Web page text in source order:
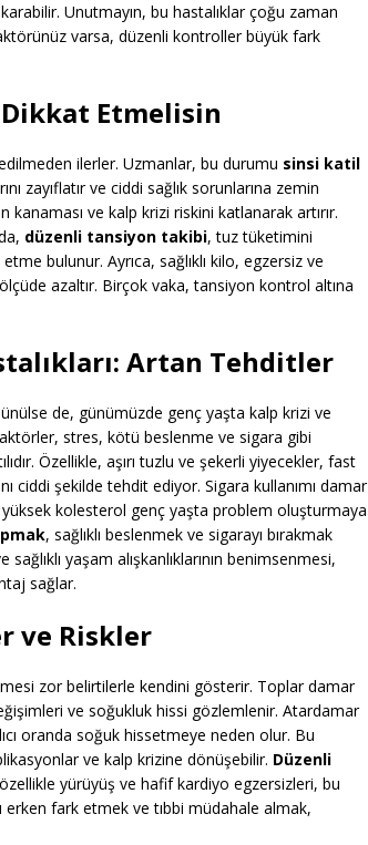
Unutmayın, bu hastalıklar çoğu zaman
varsa, düzenli kontroller büyük fark
Etmelisin
ilerler. Uzmanlar, bu durumu sinsi katil
zayıflatır ve ciddi sağlık sorunlarına zemin
ve kalp krizi riskini katlanarak artırır.
düzenli tansiyon takibi, tuz tüketimini
bulunur. Ayrıca, sağlıklı kilo, egzersiz ve
azaltır. Birçok vaka, tansiyon kontrol altına
Artan Tehditler
de, günümüzde genç yaşta kalp krizi ve
stres, kötü beslenme ve sigara gibi
Özellikle, aşırı tuzlu ve şekerli yiyecekler, fast
ciddi şekilde tehdit ediyor. Sigara kullanımı damar
kolesterol genç yaşta problem oluşturmaya
, sağlıklı beslenmek ve sigarayı bırakmak
yaşam alışkanlıklarının benimsenmesi,
sağlar.
ve Riskler
zor belirtilerle kendini gösterir. Toplar damar
ve soğukluk hissi gözlemlenir. Atardamar
oranda soğuk hissetmeye neden olur. Bu
ve kalp krizine dönüşebilir. Düzenli
yürüyüş ve hafif kardiyo egzersizleri, bu
erken fark etmek ve tıbbi müdahale almak,